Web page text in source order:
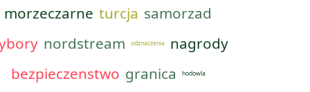
morzeczarne turcja samorzad
nordstream odznaczenia
nagrody
bezpieczenstwo granica hodowla